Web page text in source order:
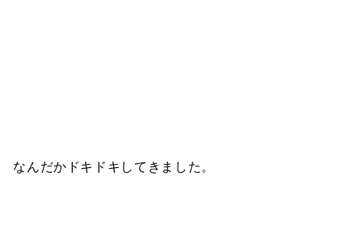
なんだかドキドキしてきました。